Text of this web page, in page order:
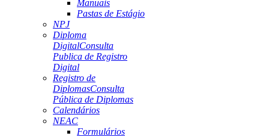
Manuais
Pastas de Estágio
NPJ
Diploma
DigitalConsulta
Publica de Registro
Digital
Registro de
DiplomasConsulta
Pública de Diplomas
Calendários
NEAC
Formulários